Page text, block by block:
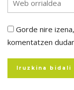
Gorde nire
komentatzen